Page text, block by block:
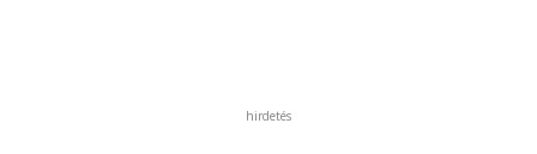
hirdetés